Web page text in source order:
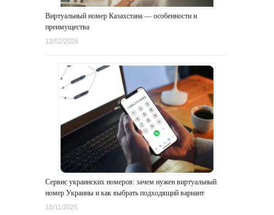
Виртуальный номер Казахстана — особенности и
преимущества
12/02/2026
Сервис украинских номеров: зачем нужен виртуальный
номер Украины и как выбрать подходящий вариант
18/11/2025